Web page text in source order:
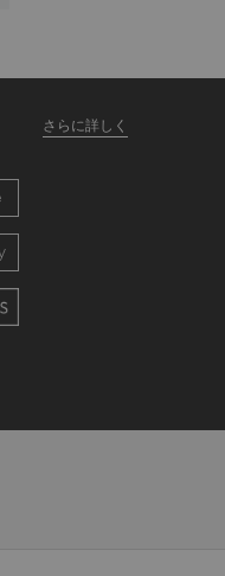
さらに詳しく